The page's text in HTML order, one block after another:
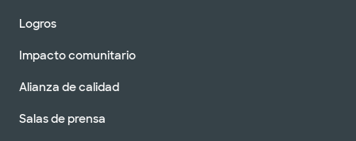
Logros
Impacto comunitario
Alianza de calidad
Salas de prensa